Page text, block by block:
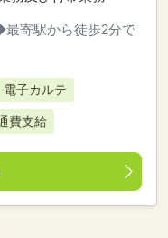
寄駅から徒歩2分で
電子カルテ
費支給